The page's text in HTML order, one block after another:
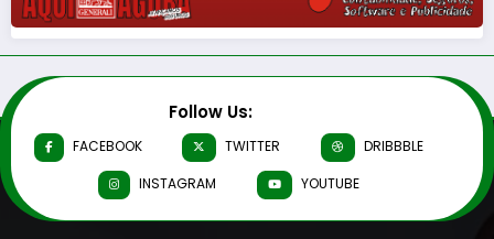
Follow Us:
FACEBOOK TWITTER
DRIBBBLE
INSTAGRAM
YOUTUBE